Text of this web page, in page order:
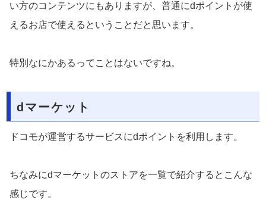
い方のコンテンツにもありますが、普通にdポイントが使
えるお店で使えるということだと思います。
特別なにかあるってことはないですね。
dマーケット
ドコモが運営するサービスにdポイントを利用します。
ちなみにdマーケットのストアを一覧で紹介するとこんな
感じです。